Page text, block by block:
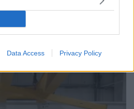
Data Access Privacy Policy
στον Άγιο Στέφανο, ο
και έπεσε από ύψος, οι
παράτησαν νεκρό σε